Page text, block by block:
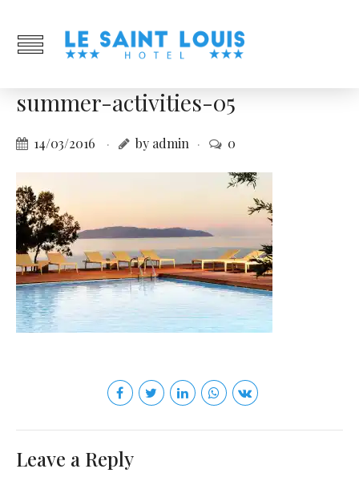
summer-activities-05
14/03/2016 by admin 0
Leave a Reply